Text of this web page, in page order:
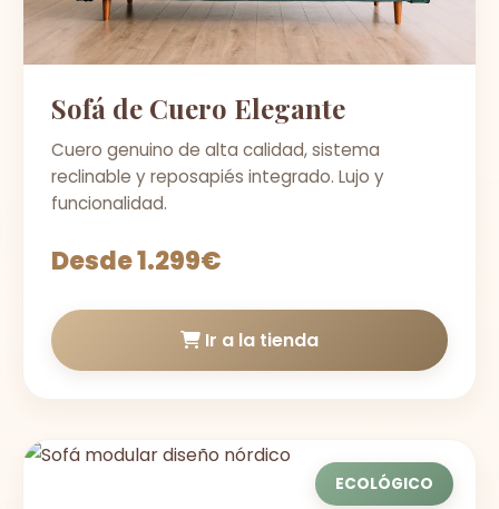
Sofá de Cuero Elegante
Cuero genuino de alta calidad, sistema
reclinable y reposapiés integrado. Lujo y
funcionalidad.
Desde 1.299€
Ir a la tienda
ECOLÓGICO